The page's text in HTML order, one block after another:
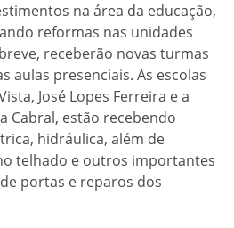
na área da educação,
reformas nas unidades
receberão novas turmas
aulas presenciais. As escolas
José Lopes Ferreira e a
Cabral, estão recebendo
hidráulica, além de
telhado e outros importantes
portas e reparos dos